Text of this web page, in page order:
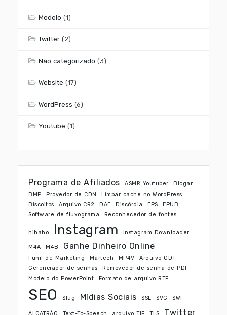
Modelo (1)
Twitter (2)
Não categorizado (3)
Website (17)
WordPress (6)
Youtube (1)
Programa de Afiliados ASMR Youtuber
Blogar
BMP
Provedor de CDN
Limpar cache no WordPress
Biscoitos
Arquivo CR2 DAE Discórdia EPS
EPUB
Software de fluxograma
Reconhecedor de fontes
hihaho Instagram Instagram Downloader
M4A M4B Ganhe Dinheiro Online
Funil de Marketing Martech MP4V
Arquivo ODT
Gerenciador de senhas
Removedor de senha de PDF
Modelo do PowerPoint
Formato de arquivo RTF
SEO Slug Mídias Sociais SSL SVG SWF
Twitter